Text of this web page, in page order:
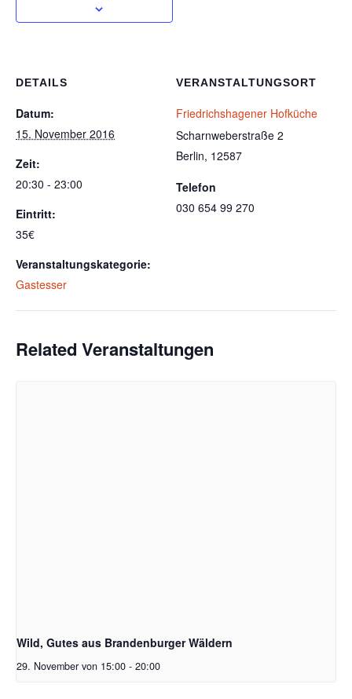
DETAILS
Datum:
15. November 2016
Zeit:
20:30 - 23:00
Eintritt:
35€
Veranstaltungskategorie:
Gastesser
VERANSTALTUNGSORT
Friedrichshagener Hofküche
Scharnweberstraße 2
Berlin, 12587
Telefon
030 654 99 270
Related Veranstaltungen
Wild, Gutes aus Brandenburger Wäldern
29. November von 15:00 - 20:00